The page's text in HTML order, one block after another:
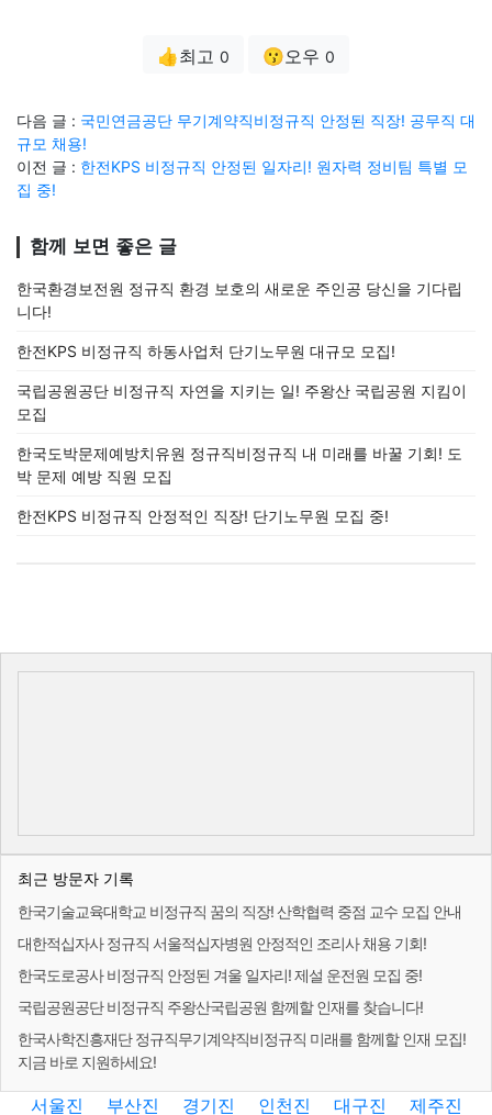
👍최고 0 😗오우 0
다음 글 : 국민연금공단 무기계약직비정규직 안정된 직장! 공무직 대
규모 채용!
이전 글 : 한전KPS 비정규직 안정된 일자리! 원자력 정비팀 특별 모
집 중!
함께 보면 좋은 글
한국환경보전원 정규직 환경 보호의 새로운 주인공 당신을 기다립
니다!
한전KPS 비정규직 하동사업처 단기노무원 대규모 모집!
국립공원공단 비정규직 자연을 지키는 일! 주왕산 국립공원 지킴이
모집
한국도박문제예방치유원 정규직비정규직 내 미래를 바꿀 기회! 도
박 문제 예방 직원 모집
한전KPS 비정규직 안정적인 직장! 단기노무원 모집 중!
최근 방문자 기록
한국기술교육대학교 비정규직 꿈의 직장! 산학협력 중점 교수 모집 안내
대한적십자사 정규직 서울적십자병원 안정적인 조리사 채용 기회!
한국도로공사 비정규직 안정된 겨울 일자리! 제설 운전원 모집 중!
국립공원공단 비정규직 주왕산국립공원 함께할 인재를 찾습니다!
한국사학진흥재단 정규직무기계약직비정규직 미래를 함께할 인재 모집!
지금 바로 지원하세요!
서울진 부산진 경기진 인천진 대구진 제주진